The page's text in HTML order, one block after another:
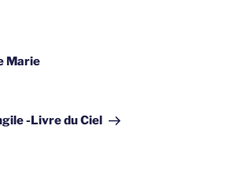
Marie
-Livre du Ciel